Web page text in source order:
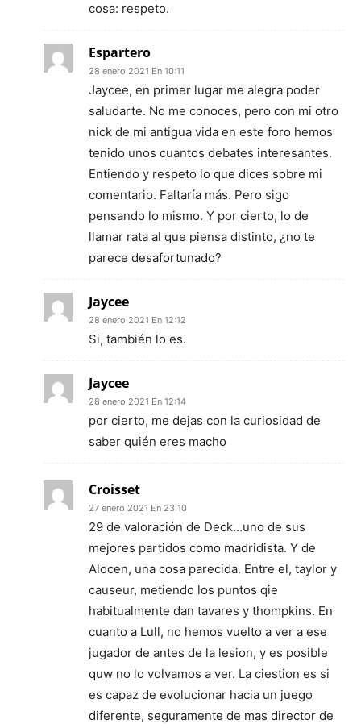
cosa: respeto.
Espartero
28 enero 2021 En 10:11
Jaycee, en primer lugar me alegra poder
saludarte. No me conoces, pero con mi otro
nick de mi antigua vida en este foro hemos
tenido unos cuantos debates interesantes.
Entiendo y respeto lo que dices sobre mi
comentario. Faltaría más. Pero sigo
pensando lo mismo. Y por cierto, lo de
llamar rata al que piensa distinto, ¿no te
parece desafortunado?
Jaycee
28 enero 2021 En 12:12
Si, también lo es.
Jaycee
28 enero 2021 En 12:14
por cierto, me dejas con la curiosidad de
saber quién eres macho
Croisset
27 enero 2021 En 23:10
29 de valoración de Deck…uno de sus
mejores partidos como madridista. Y de
Alocen, una cosa parecida. Entre el, taylor y
causeur, metiendo los puntos qie
habitualmente dan tavares y thompkins. En
cuanto a Lull, no hemos vuelto a ver a ese
jugador de antes de la lesion, y es posible
quw no lo volvamos a ver. La ciestion es si
es capaz de evolucionar hacia un juego
diferente, seguramente de mas director de